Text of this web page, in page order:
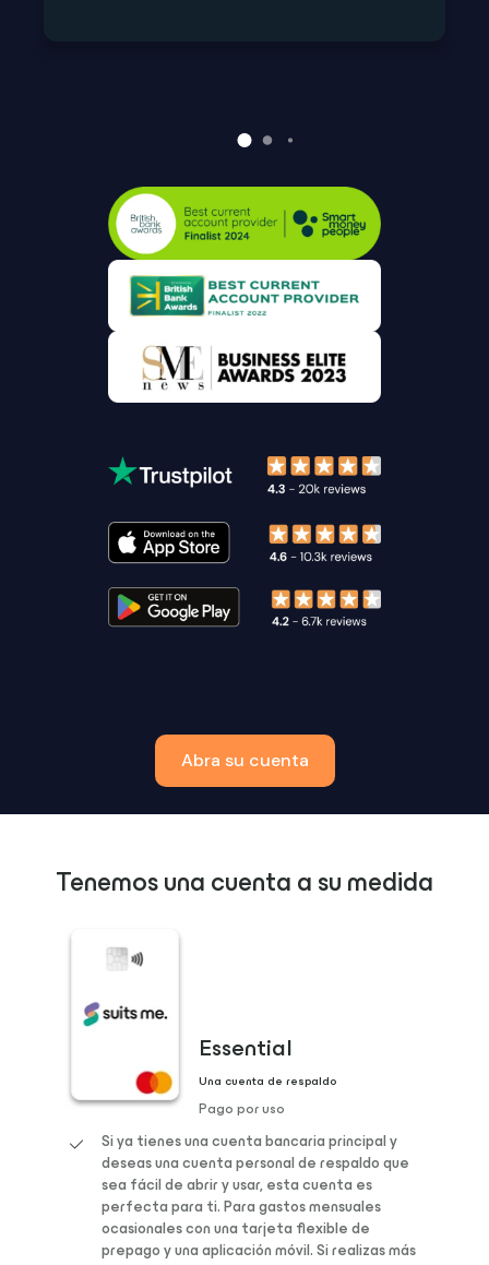
Abra su cuenta
Tenemos una cuenta a su medida
Essential
Una cuenta de respaldo
Pago por uso
Si ya tienes una cuenta bancaria principal y
deseas una cuenta personal de respaldo que
sea fácil de abrir y usar, esta cuenta es
perfecta para ti. Para gastos mensuales
ocasionales con una tarjeta flexible de
prepago y una aplicación móvil. Si realizas más